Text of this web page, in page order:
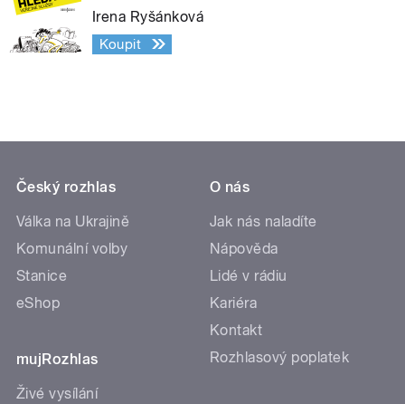
Irena Ryšánková
Koupit
Český rozhlas
Válka na Ukrajině
Komunální volby
Stanice
eShop
mujRozhlas
Živé vysílání
O nás
Jak nás naladíte
Nápověda
Lidé v rádiu
Kariéra
Kontakt
Rozhlasový poplatek